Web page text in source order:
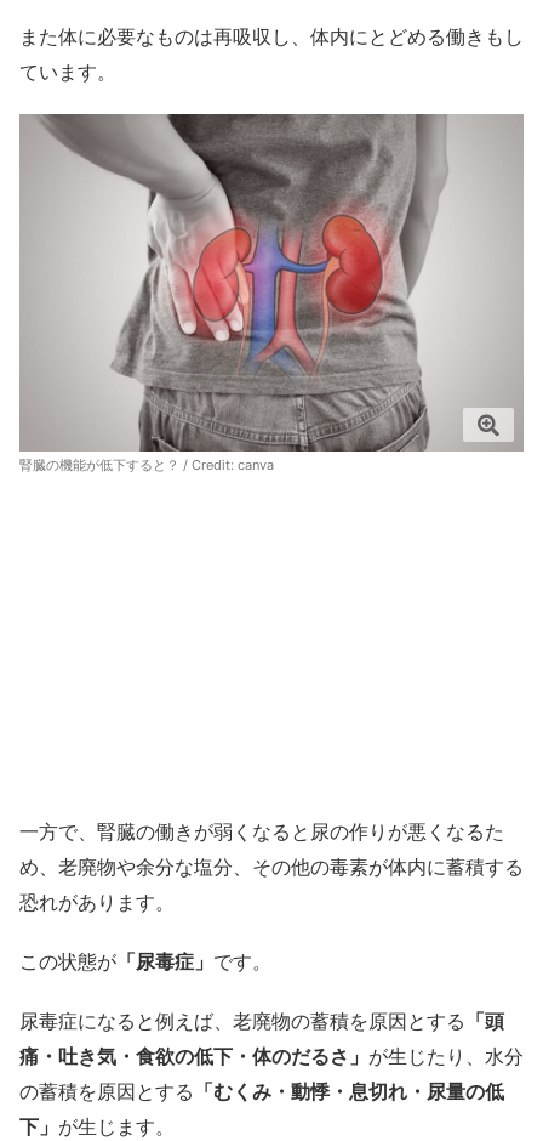
また体に必要なものは再吸収し、体内にとどめる働きもし
ています。
腎臓の機能が低下すると？ / Credit: canva
一方で、腎臓の働きが弱くなると尿の作りが悪くなるた
め、老廃物や余分な塩分、その他の毒素が体内に蓄積する
恐れがあります。
この状態が 「尿毒症」 です。
尿毒症になると例えば、老廃物の蓄積を原因とする 「頭
痛・吐き気・食欲の低下・体のだるさ」 が生じたり、水分
の蓄積を原因とする 「むくみ・動悸・息切れ・尿量の低
下」 が生じます。